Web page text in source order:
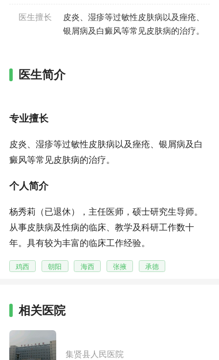
医生擅长
皮炎、湿疹等过敏性皮肤病以及痤疮、
银屑病及白癜风等常见皮肤病的治疗。
医生简介
专业擅长
皮炎、湿疹等过敏性皮肤病以及痤疮、银屑病及白
癜风等常见皮肤病的治疗。
个人简介
杨秀莉（已退休），主任医师，硕士研究生导师。
从事皮肤病及性病的临床、教学及科研工作数十
年。具有较为丰富的临床工作经验。
鸡西 朝阳 海西 张掖 承德
相关医院
集贤县人民医院